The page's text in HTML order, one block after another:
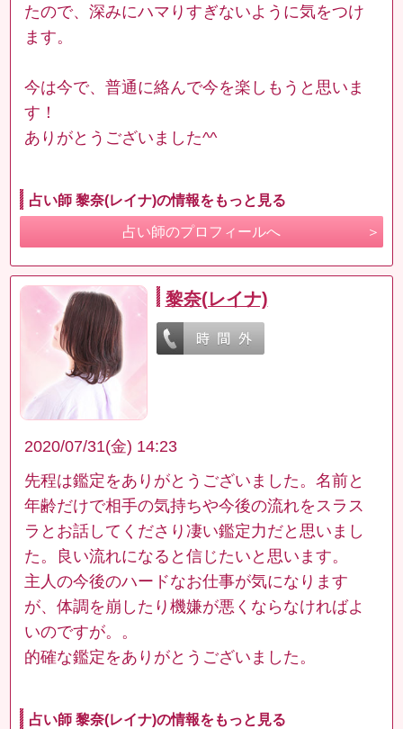
たので、深みにハマりすぎないように気をつけ
ます。
今は今で、普通に絡んで今を楽しもうと思いま
す！
ありがとうございました^^
占い師 黎奈(レイナ)の情報をもっと見る
占い師のプロフィールへ
黎奈(レイナ)
2020/07/31(金) 14:23
先程は鑑定をありがとうございました。名前と
年齢だけで相手の気持ちや今後の流れをスラス
ラとお話してくださり凄い鑑定力だと思いまし
た。良い流れになると信じたいと思います。
主人の今後のハードなお仕事が気になります
が、体調を崩したり機嫌が悪くならなければよ
いのですが。。
的確な鑑定をありがとうございました。
占い師 黎奈(レイナ)の情報をもっと見る